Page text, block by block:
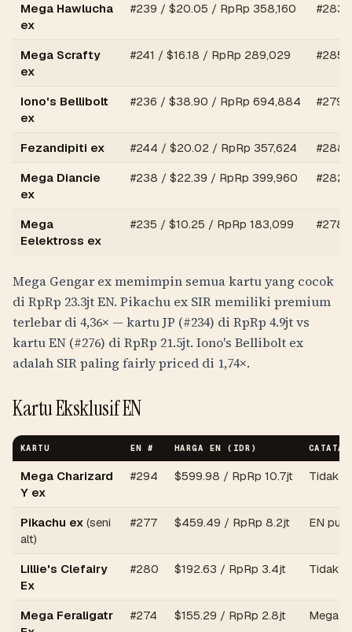
Mega Hawlucha
ex
#239 / $20.05 / RpRp 358,160 #283
Mega Scrafty
ex
#241 / $16.18 / RpRp 289,029 #285
Iono's Bellibolt
ex
#236 / $38.90 / RpRp 694,884 #279
Fezandipiti ex #244 / $20.02 / RpRp 357,624 #288
Mega Diancie
ex
#238 / $22.39 / RpRp 399,960 #282
Mega
Eelektross ex
#235 / $10.25 / RpRp 183,099 #278
Mega Gengar ex memimpin semua kartu yang cocok
di RpRp 23.3jtEN. Pikachu ex SIR memiliki premium
terlebar di 4,36× — kartu JP (#234) di RpRp 4.9jtvs
kartu EN (#276) di RpRp 21.5jt. Iono's Bellibolt ex
adalah SIR paling fairly priced di 1,74×.
Kartu Eksklusif EN
KARTU EN # HARGA EN (IDR) CATATAN
Mega Charizard
Y ex
#294 $599.98 / RpRp 10.7jt Tidak
Pikachu ex (seni
alt)
#277 $459.49 / RpRp 8.2jt EN
Lillie's Clefairy
Ex
#280 $192.63 / RpRp 3.4jt Tidak
Mega Feraligatr
#274 $155.29 / RpRp 2.8jt Mega